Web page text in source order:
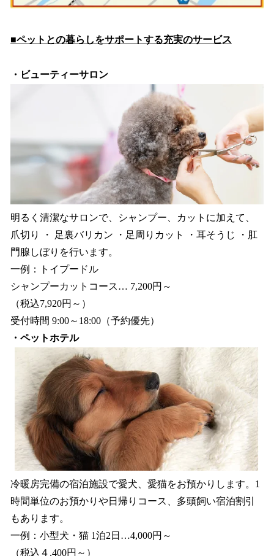
■ペットとの暮らしをサポートする充実のサービス
・ビューティーサロン
明るく清潔なサロンで、シャンプー、カットに加えて、
爪切り ・ 足裏バリカン ・足周りカット ・耳そうじ ・肛
門腺しぼりを行います。
一例：トイプードル
シャンプーカットコース… 7,200円～
（税込7,920円～）
受付時間 9:00～18:00（予約優先）
・ペットホテル
冷暖房完備の宿泊施設で愛犬、愛猫をお預かりします。1
時間単位のお預かりや日帰りコース、多頭飼い宿泊割引
もあります。
一例：小型犬・猫 1泊2日…4,000円～
（税込４,400円～）